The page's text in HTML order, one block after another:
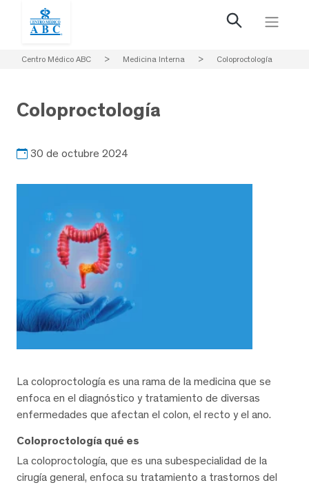
Centro Médico ABC > Medicina Interna > Coloproctología
Coloproctología
30 de octubre 2024
La coloproctología es una rama de la medicina que se
enfoca en el diagnóstico y tratamiento de diversas
enfermedades que afectan el colon, el recto y el ano.
Coloproctología qué es
La coloproctología, que es una subespecialidad de la
cirugía general, enfoca su tratamiento a trastornos del